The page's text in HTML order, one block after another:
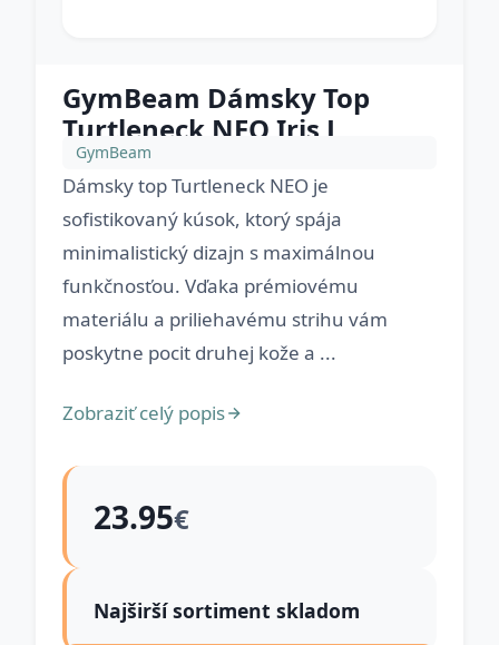
GymBeam Dámsky Top
Turtleneck NEO Iris L
GymBeam
Dámsky top Turtleneck NEO je
sofistikovaný kúsok, ktorý spája
minimalistický dizajn s maximálnou
funkčnosťou. Vďaka prémiovému
materiálu a priliehavému strihu vám
poskytne pocit druhej kože a ...
Zobraziť celý popis
23.95€
Najširší sortiment skladom